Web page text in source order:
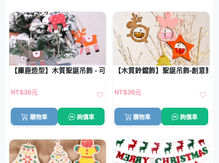
【麋鹿造型】木質聖誕吊飾 - 可愛聖誕樹裝飾
NT$36元
購物車 詢價車
【木質鈴鐺飾】聖誕吊飾-創意聖
NT$36元
購物車 詢價車